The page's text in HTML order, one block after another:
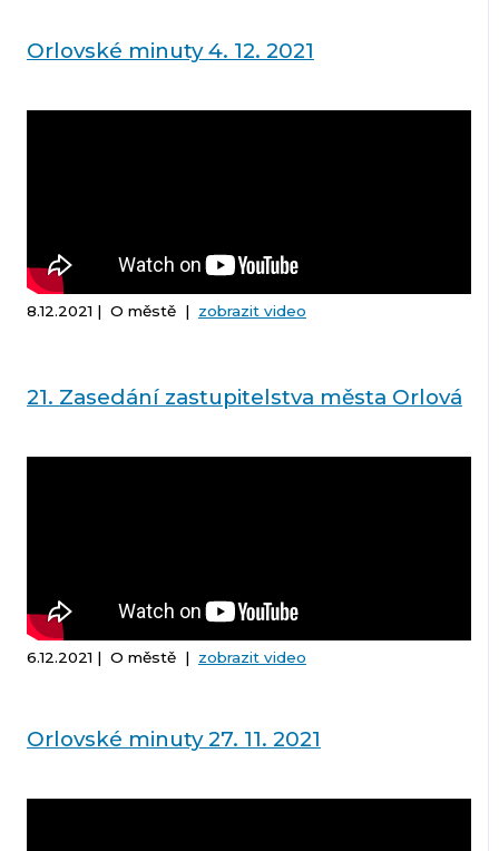
Orlovské minuty 4. 12. 2021
8.12.2021 | O městě | zobrazit video
21. Zasedání zastupitelstva města Orlová
6.12.2021 | O městě | zobrazit video
Orlovské minuty 27. 11. 2021